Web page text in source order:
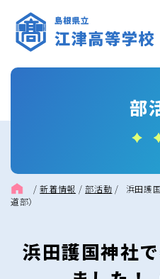
部
/新着情報 /部活動 /
浜田護
道部）
浜田護国神社